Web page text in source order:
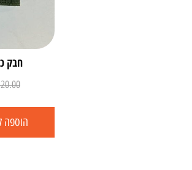
חבק
20.00
הוספה